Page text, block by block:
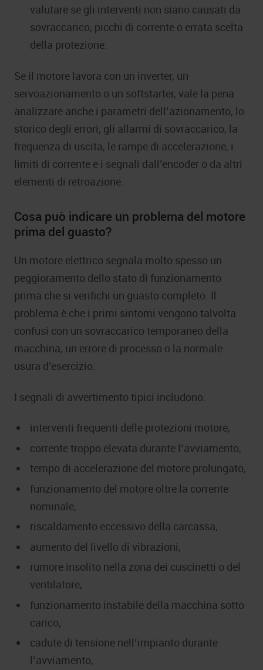
valutare se gli interventi non siano causati da
sovraccarico, picchi di corrente o errata scelta
della protezione.
Se il motore lavora con un inverter, un
servoazionamento o un softstarter, vale la pena
analizzare anche i parametri dell’azionamento, lo
storico degli errori, gli allarmi di sovraccarico, la
frequenza di uscita, le rampe di accelerazione, i
limiti di corrente e i segnali dall’encoder o da altri
elementi di retroazione.
Cosa può indicare un problema del motore
prima del guasto?
Un motore elettrico segnala molto spesso un
peggioramento dello stato di funzionamento
prima che si verifichi un guasto completo. Il
problema è che i primi sintomi vengono talvolta
confusi con un sovraccarico temporaneo della
macchina, un errore di processo o la normale
usura d’esercizio.
I segnali di avvertimento tipici includono:
interventi frequenti delle protezioni motore,
corrente troppo elevata durante l’avviamento,
tempo di accelerazione del motore prolungato,
funzionamento del motore oltre la corrente
nominale,
riscaldamento eccessivo della carcassa,
aumento del livello di vibrazioni,
rumore insolito nella zona dei cuscinetti o del
ventilatore,
funzionamento instabile della macchina sotto
carico,
cadute di tensione nell’impianto durante
l’avviamento,